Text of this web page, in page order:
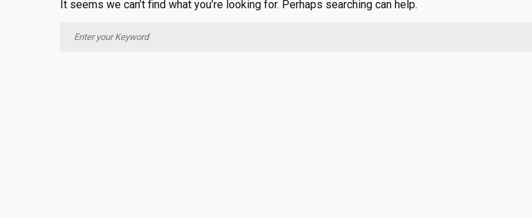
It seems we can’t find what you’re looking for. Perhaps searching can help.
Search